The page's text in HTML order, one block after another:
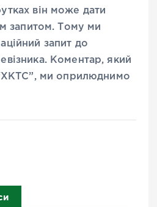
він може дати
запитом. Тому ми
запит до
Коментар, який
ми оприлюднимо